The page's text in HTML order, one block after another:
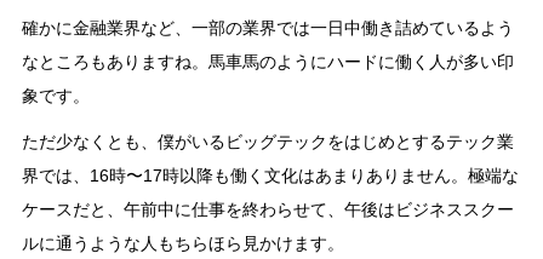
確かに金融業界など、一部の業界では一日中働き詰めているよう
なところもありますね。馬車馬のようにハードに働く人が多い印
象です。
ただ少なくとも、僕がいるビッグテックをはじめとするテック業
界では、16時〜17時以降も働く文化はあまりありません。極端な
ケースだと、午前中に仕事を終わらせて、午後はビジネススクー
ルに通うような人もちらほら見かけます。